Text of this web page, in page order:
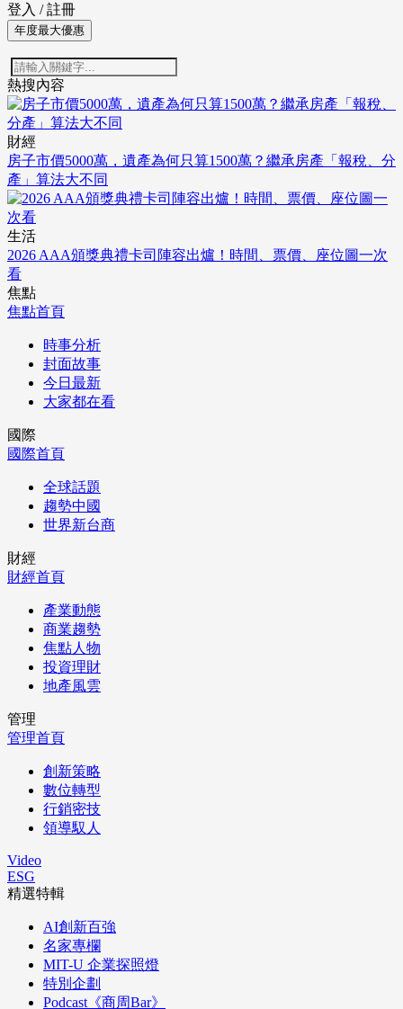
登入 / 註冊
年度最大優惠
熱搜內容
財經
房子市價5000萬，遺產為何只算1500萬？繼承房產「報稅、分
產」算法大不同
生活
2026 AAA頒獎典禮卡司陣容出爐！時間、票價、座位圖一次
看
焦點
焦點首頁
時事分析
封面故事
今日最新
大家都在看
國際
國際首頁
全球話題
趨勢中國
世界新台商
財經
財經首頁
產業動態
商業趨勢
焦點人物
投資理財
地產風雲
管理
管理首頁
創新策略
數位轉型
行銷密技
領導馭人
Video
ESG
精選特輯
AI創新百強
名家專欄
MIT-U 企業探照燈
特別企劃
Podcast《商周Bar》